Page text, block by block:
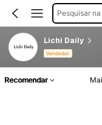
Pesquisar
Lichi Daily
Vendedor
Recomendar